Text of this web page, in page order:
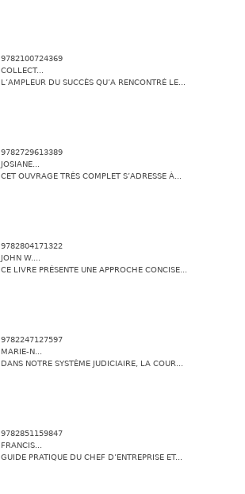
9782100724369
COLLECT...
L’AMPLEUR DU SUCCÈS QU’A RENCONTRÉ LE...
9782729613389
JOSIANE...
CET OUVRAGE TRÈS COMPLET S’ADRESSE À...
9782804171322
JOHN W....
CE LIVRE PRÉSENTE UNE APPROCHE CONCISE...
9782247127597
MARIE-N...
DANS NOTRE SYSTÈME JUDICIAIRE, LA COUR...
9782851159847
FRANCIS...
GUIDE PRATIQUE DU CHEF D’ENTREPRISE ET...